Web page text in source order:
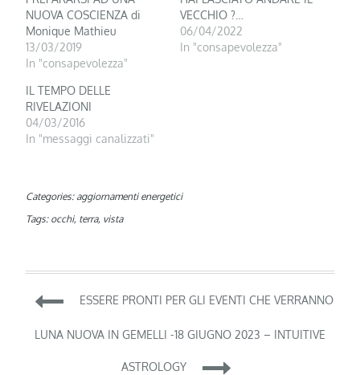
NUOVA COSCIENZA di
Monique Mathieu
13/03/2019
In "consapevolezza"
VECCHIO ?…
06/04/2022
In "consapevolezza"
IL TEMPO DELLE
RIVELAZIONI
04/03/2016
In "messaggi canalizzati"
Categories: aggiornamenti energetici
Tags: occhi, terra, vista
Navigazione
articoli
ESSERE PRONTI PER GLI EVENTI CHE VERRANNO
LUNA NUOVA IN GEMELLI -18 GIUGNO 2023 – INTUITIVE
ASTROLOGY